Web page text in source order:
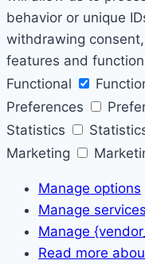
behavior or unique
withdrawing
features and
Functional
Preferences
Statistics
Marketing
Manage options
Manage services
Manage
Read more